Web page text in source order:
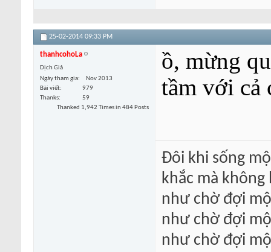
25-02-2014 09:33 PM
thanhcohoLa
Dịch Giả
Ngày tham gia
Nov 2013
Bài viết
979
Thanks
59
Thanked 1,942 Times in 484 Posts
ồ, mừng
tầm với cả
Đôi khi sống
khắc mà
như chờ đợi
như chờ đợi
như chờ đợi